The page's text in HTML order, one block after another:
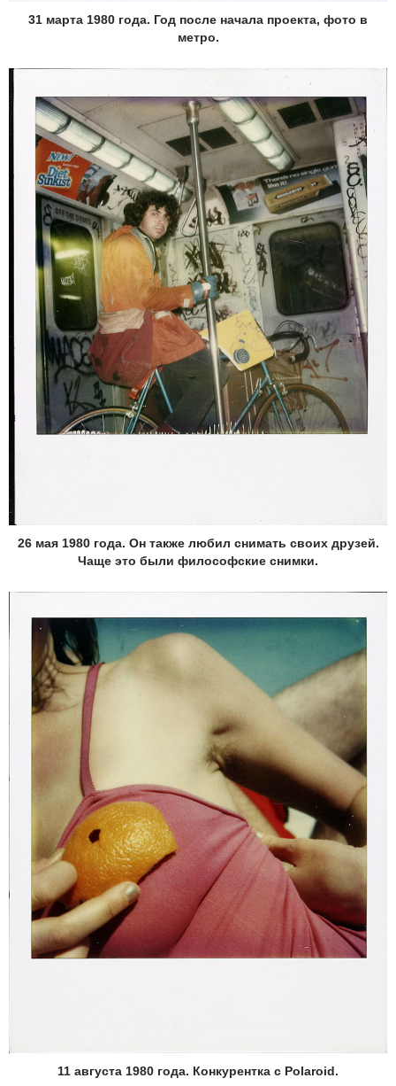
31 марта 1980 года. Год после начала проекта, фото в
метро.
26 мая 1980 года. Он также любил снимать своих друзей.
Чаще это были философские снимки.
11 августа 1980 года. Конкурентка с Polaroid.